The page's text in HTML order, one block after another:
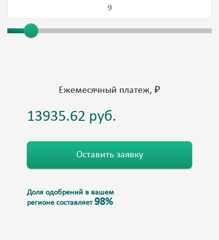
Ежемесячный платеж, ₽
Оставить заявку
Доля одобрений в вашем
регионе составляет 98%